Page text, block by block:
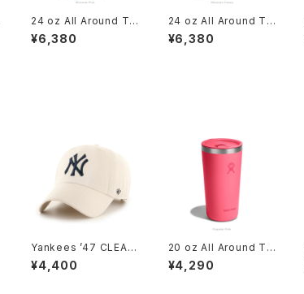
24 oz All Around Tr
avel Tumbler Glimm
er Pink
¥6,380
24 oz All Around Tr
avel Tumbler Glimm
er Cream
¥6,380
Yankees ’47 CLEAN
UP Bone
¥4,400
20 oz All Around Tu
mbler Popstar Pink
¥4,290